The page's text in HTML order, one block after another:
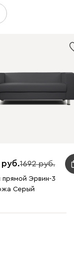
1692
прямой Эрвин-3
Серый